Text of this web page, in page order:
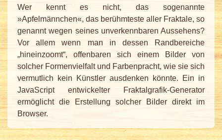
Wer kennt es nicht, das sogenannte
»Apfelmännchen«, das berühmteste aller Fraktale, so
genannt wegen seines unverkennbaren Aussehens?
Vor allem wenn man in dessen Randbereiche
„hineinzoomt“, offenbaren sich einem Bilder von
solcher Formenvielfalt und Farbenpracht, wie sie sich
vermutlich kein Künstler ausdenken könnte. Ein in
JavaScript entwickelter Fraktalgrafik-Generator
ermöglicht die Erstellung solcher Bilder direkt im
Browser.